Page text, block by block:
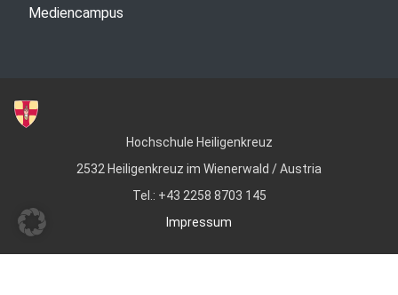
Mediencampus
Hochschule Heiligenkreuz
2532 Heiligenkreuz im Wienerwald / Austria
Tel.: +43 2258 8703 145
Impressum